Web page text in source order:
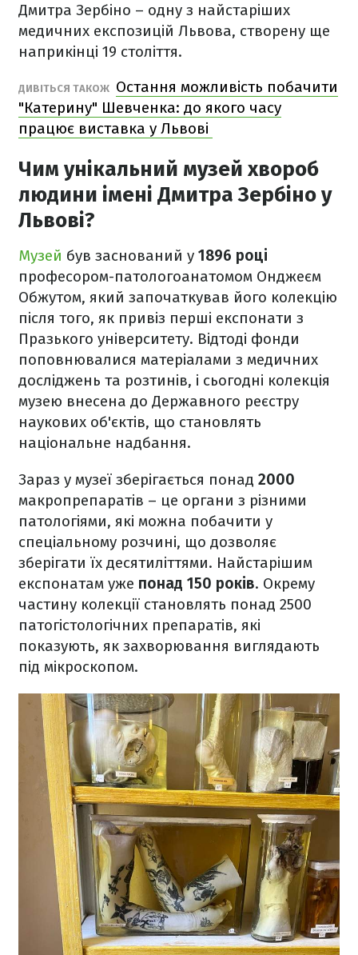
Дмитра Зербіно – одну з найстаріших
медичних експозицій Львова, створену ще
наприкінці 19 століття.
ДИВІТЬСЯ ТАКОЖ Остання можливість побачити
"Катерину" Шевченка: до якого часу
працює виставка у Львові
Чим унікальний музей хвороб
людини імені Дмитра Зербіно у
Львові?
Музей був заснований у 1896 році
професором-патологоанатомом Онджеєм
Обжутом, який започаткував його колекцію
після того, як привіз перші експонати з
Празького університету. Відтоді фонди
поповнювалися матеріалами з медичних
досліджень та розтинів, і сьогодні колекція
музею внесена до Державного реєстру
наукових об'єктів, що становлять
національне надбання.
Зараз у музеї зберігається понад 2000
макропрепаратів – це органи з різними
патологіями, які можна побачити у
спеціальному розчині, що дозволяє
зберігати їх десятиліттями. Найстарішим
експонатам уже понад 150 років. Окрему
частину колекції становлять понад 2500
патогістологічних препаратів, які
показують, як захворювання виглядають
під мікроскопом.